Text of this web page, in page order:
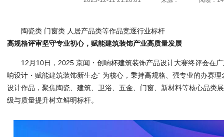
陶瓷类 门窗类 人居产品类等作品竞逐行业标杆
高规格评审坚守专业初心，赋能建筑装饰产业高质量发展
12月10日，2025 京闻・创响杯建筑装饰产品设计大赛终评会在
响设计・赋能建筑装饰新生态” 为核心，秉持高规格、强专业的办赛
设计作品，聚焦陶瓷、建筑、卫浴、五金、门窗、新材料等核心品类
级与质量提升树立鲜明标杆。